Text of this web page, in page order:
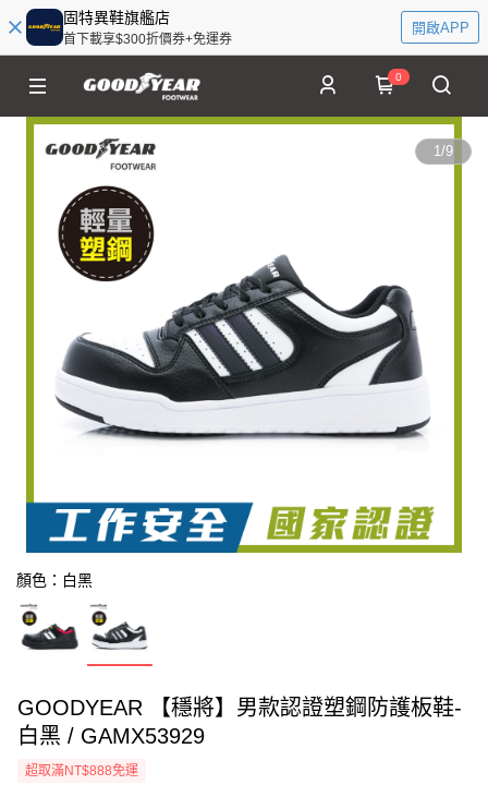
固特異鞋旗艦店
首下載享$300折價券+免運券
開啟APP
0
1/9
顏色：白黑
GOODYEAR 【穩將】男款認證塑鋼防護板鞋-
白黑 / GAMX53929
超取滿NT$888免運